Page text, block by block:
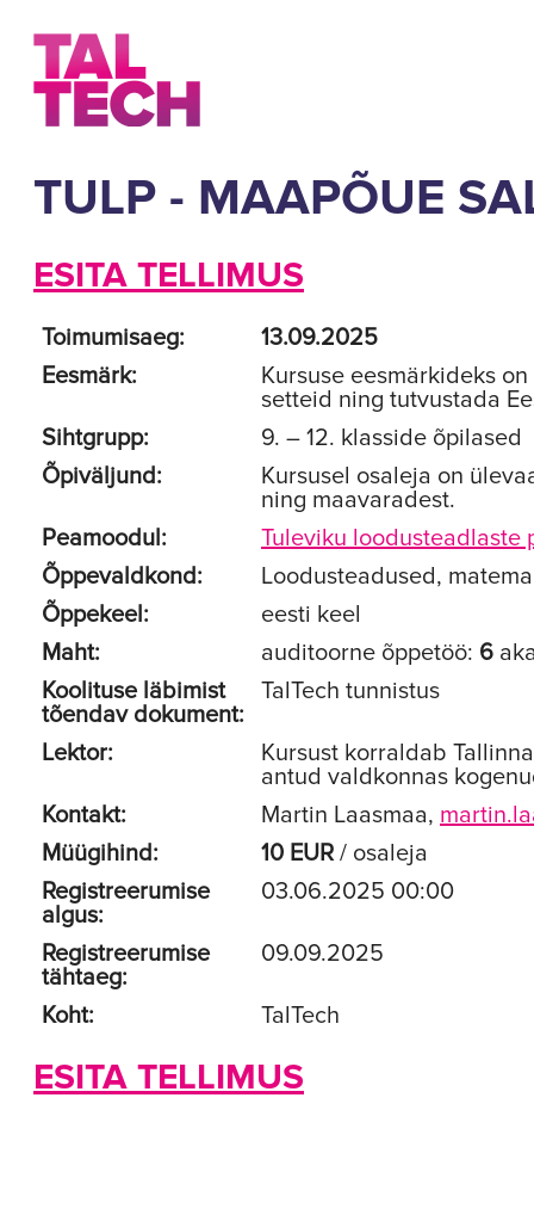
TULP - MAAPÕUE
ESITA TELLIMUS
Toimumisaeg:
13.09.2025
Eesmärk:
Kursuse eesmärkideks
setteid ning tutvustada
Sihtgrupp:
9. – 12. klasside õpilased
Õpiväljund:
Kursusel osaleja on
ning maavaradest.
Peamoodul:
Tuleviku loodusteadlaste
Õppevaldkond:
Loodusteadused,
Õppekeel:
eesti keel
Maht:
auditoorne õppetöö: 6
Koolituse läbimist
tõendav dokument:
TalTech tunnistus
Lektor:
Kursust korraldab
antud valdkonnas
Kontakt:
Martin Laasmaa,
Müügihind:
10 EUR/ osaleja
Registreerumise
algus:
03.06.2025 00:00
Registreerumise
tähtaeg:
09.09.2025
Koht: TalTech
ESITA TELLIMUS